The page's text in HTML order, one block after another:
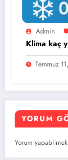
Admin
Klima kaç
Temmuz
YORUM
Yorum